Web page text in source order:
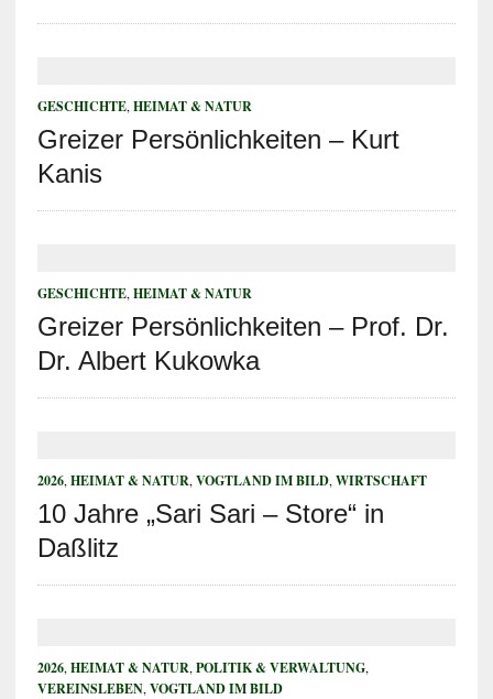
GESCHICHTE, HEIMAT & NATUR
Greizer Persönlichkeiten – Kurt
Kanis
GESCHICHTE, HEIMAT & NATUR
Greizer Persönlichkeiten – Prof. Dr.
Dr. Albert Kukowka
2026, HEIMAT & NATUR, VOGTLAND IM BILD, WIRTSCHAFT
10 Jahre „Sari Sari – Store“ in
Daßlitz
2026, HEIMAT & NATUR, POLITIK & VERWALTUNG,
VEREINSLEBEN, VOGTLAND IM BILD